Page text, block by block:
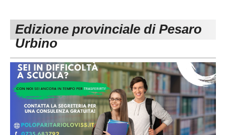
Carica la tua Rosa
1^ CATEGORIA
3^ CATEGORIA
GIOVANILI
Edizione provinciale di Pesaro
Urbino